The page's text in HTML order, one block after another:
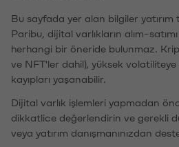
Bu sayfada yer alan bilgiler yatırım
Paribu, dijital varlıkların alım-
herhangi bir öneride bulunmaz.
ve NFT'ler dahil), yüksek
kayıpları yaşanabilir.
Dijital varlık işlemleri yapmadan
dikkatlice değerlendirin ve gerekli
veya yatırım danışmanınızdan